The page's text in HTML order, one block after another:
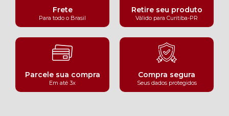
Frete
Para todo o Brasil
Retire seu produto
Válido para Curitiba-PR
Parcele sua compra
Em até 3x
Compra segura
Seus dados protegidos